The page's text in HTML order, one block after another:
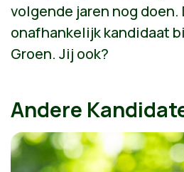
volgende jaren nog doen.
onafhankelijk kandidaat
Groen. Jij ook?
Andere